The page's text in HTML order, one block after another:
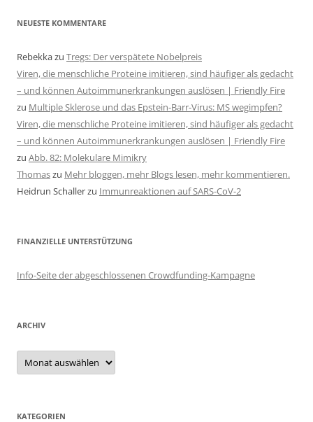
NEUESTE KOMMENTARE
Rebekkazu Tregs: Der verspätete Nobelpreis
Viren, die menschliche Proteine imitieren, sind häufiger als gedacht
– und können Autoimmunerkrankungen auslösen | Friendly Fire
zu Multiple Sklerose und das Epstein-Barr-Virus: MS wegimpfen?
Viren, die menschliche Proteine imitieren, sind häufiger als gedacht
– und können Autoimmunerkrankungen auslösen | Friendly Fire
zu Abb. 82: Molekulare Mimikry
Thomaszu Mehr bloggen, mehr Blogs lesen, mehr kommentieren.
Heidrun Schallerzu Immunreaktionen auf SARS-CoV-2
FINANZIELLE UNTERSTÜTZUNG
Info-Seite der abgeschlossenen Crowdfunding-Kampagne
ARCHIV
Archiv
KATEGORIEN